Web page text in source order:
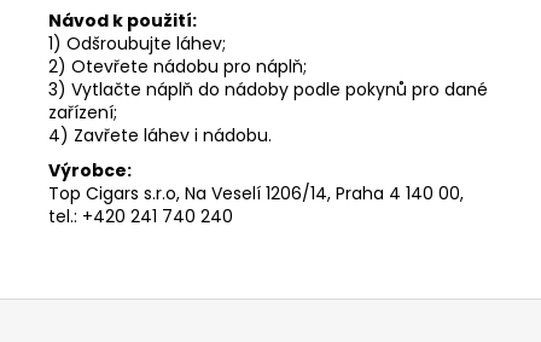
Návod k použití:
1) Odšroubujte láhev;
2) Otevřete nádobu pro náplň;
3) Vytlačte náplň do nádoby podle pokynů pro dané
zařízení;
4) Zavřete láhev i nádobu.
Výrobce:
Top Cigars s.r.o, Na Veselí 1206/14, Praha 4 140 00,
tel.: +420 241 740 240